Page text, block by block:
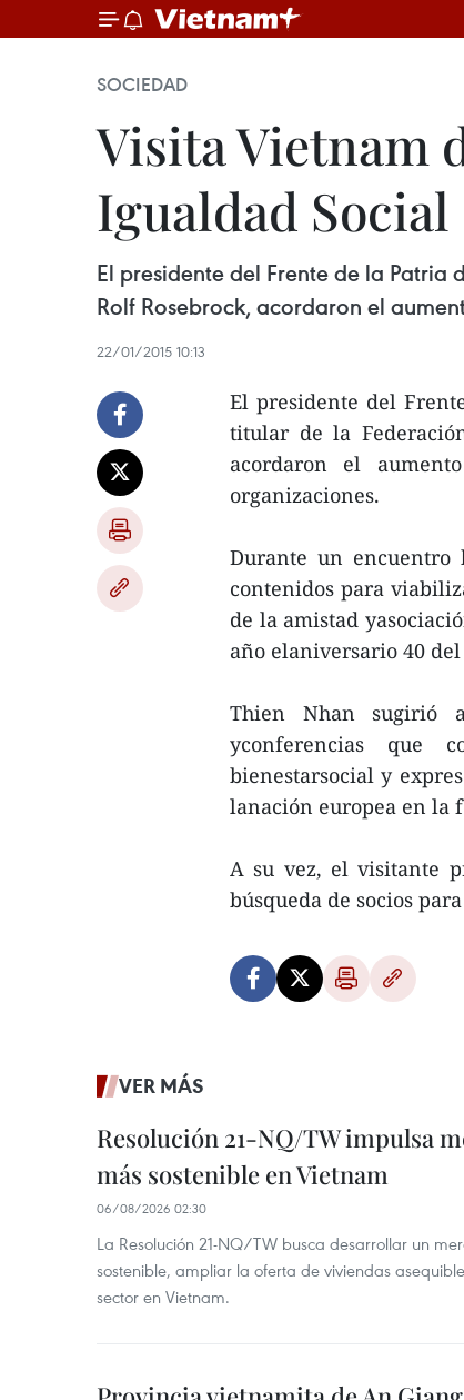
SOCIEDAD
Visita Vietnam
Igualdad Social
El presidente del Frente de la
Rolf Rosebrock, acordaron el
22/01/2015 10:13
El presidente del
titular de la
acordaron el
organizaciones.
Durante un encuentro
contenidos para
de la amistad
año elaniversario 40
Thien Nhan sugirió
yconferencias que
bienestarsocial y
lanación europea en la
A su vez, el visitante
búsqueda de socios
VER MÁS
Resolución 21-NQ/TW impulsa
más sostenible en Vietnam
06/08/2026 02:30
La Resolución 21-NQ/TW busca desarrollar un
sostenible, ampliar la oferta de viviendas
sector en Vietnam.